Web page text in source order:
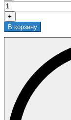
+
В корзину